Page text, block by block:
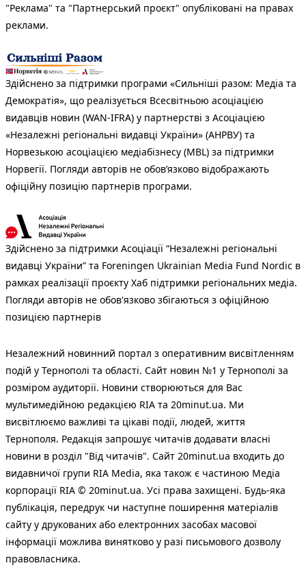
"Реклама" та "Партнерський проєкт" опубліковані на правах
реклами.
Здійснено за підтримки програми «Сильніші разом: Медіа та
Демократія», що реалізується Всесвітньою асоціацією
видавців новин (WAN-IFRA) у партнерстві з Асоціацією
«Незалежні регіональні видавці України» (АНРВУ) та
Норвезькою асоціацією медіабізнесу (MBL) за підтримки
Норвегії. Погляди авторів не обов’язково відображають
офіційну позицію партнерів програми.
Здійснено за підтримки Асоціації “Незалежні регіональні
видавці України” та Foreningen Ukrainian Media Fund Nordic в
рамках реалізації проєкту Хаб підтримки регіональних медіа.
Погляди авторів не обов'язково збігаються з офіційною
позицією партнерів
Незалежний новинний портал з оперативним висвітленням
подій у Тернополі та області. Сайт новин №1 у Тернополі за
розміром аудиторії. Новини створюються для Вас
мультимедійною редакцією RIA та 20minut.ua. Ми
висвітлюємо важливі та цікаві події, людей, життя
Тернополя. Редакція запрошує читачів додавати власні
новини в розділ "Від читачів". Сайт 20minut.ua входить до
видавничої групи RIA Media, яка також є частиною Медіа
корпорації RIA © 20minut.ua. Усі права захищені. Будь-яка
публiкацiя, передрук чи наступне поширення матеріалів
сайту у друкованих або електронних засобах масової
інформації можлива винятково у разі письмового дозволу
правовласника.